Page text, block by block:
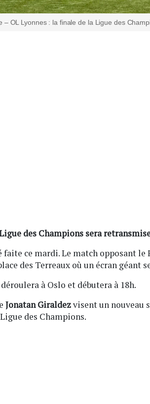
– OL Lyonnes : la finale de la Ligue des
des Champions sera
faite ce mardi. Le match opposant
des Terreaux où un écran géant
à Oslo et débutera à 18h.
Jonatan Giraldezvisent un nouveau
des Champions.